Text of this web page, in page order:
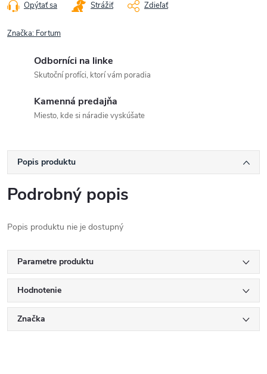
Opýtať sa Strážiť Zdieľať
Značka: Fortum
Odborníci na linke
Skutoční profíci, ktorí vám poradia
Kamenná predajňa
Miesto, kde si náradie vyskúšate
Popis produktu
Podrobný popis
Popis produktu nie je dostupný
Parametre produktu
Hodnotenie
Značka